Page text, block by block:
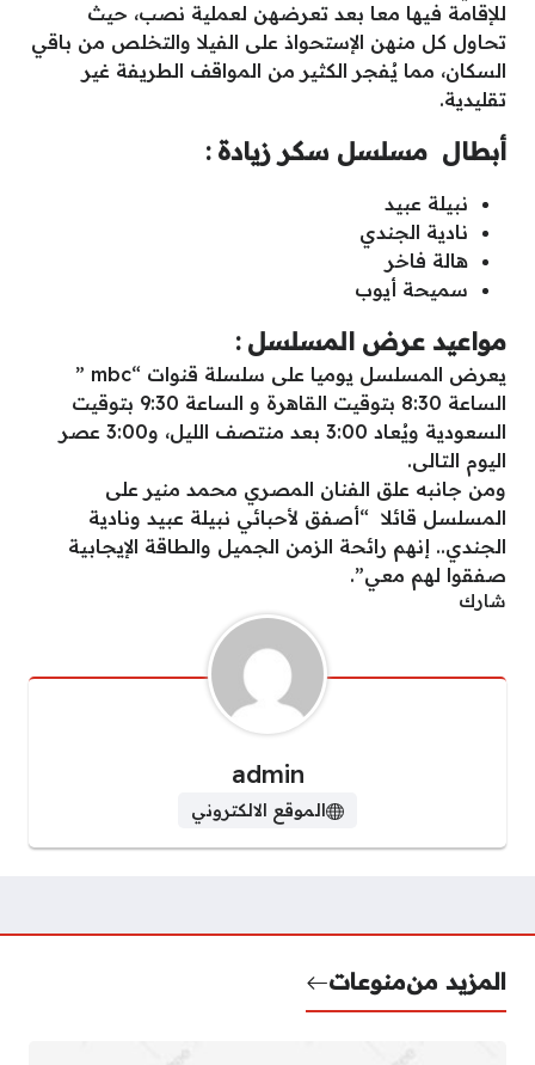
للإقامة فيها معا بعد تعرضهن لعملية نصب، حيث
تحاول كل منهن الإستحواذ على الفيلا والتخلص من باقي
السكان، مما يُفجر الكثير من المواقف الطريفة غير
تقليدية.
أبطال مسلسل سكر زيادة :
نبيلة عبيد
نادية الجندي
هالة فاخر
سميحة أيوب
مواعيد عرض المسلسل :
يعرض المسلسل يوميا على سلسلة قنوات “mbc ”
الساعة 8:30 بتوقيت القاهرة و الساعة 9:30 بتوقيت
السعودية ويُعاد 3:00 بعد منتصف الليل، و3:00 عصر
اليوم التالى.
ومن جانبه علق الفنان المصري محمد منير على
المسلسل قائلا “أصفق لأحبائي نبيلة عبيد ونادية
الجندي.. إنهم رائحة الزمن الجميل والطاقة الإيجابية
صفقوا لهم معي”.
شارك
admin
الموقع الالكتروني
المزيد منمنوعات